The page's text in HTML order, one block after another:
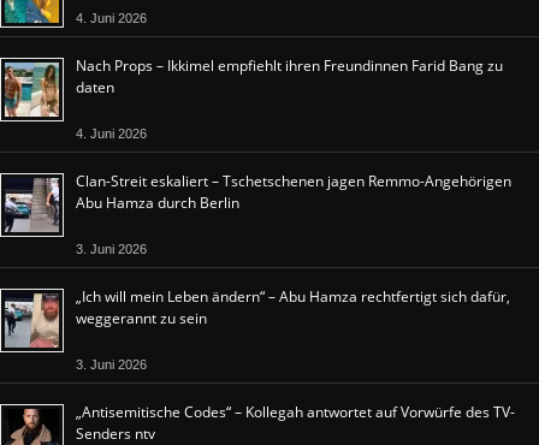
4. Juni 2026
Nach Props – Ikkimel empfiehlt ihren Freundinnen Farid Bang zu
daten
4. Juni 2026
Clan-Streit eskaliert – Tschetschenen jagen Remmo-Angehörigen
Abu Hamza durch Berlin
3. Juni 2026
„Ich will mein Leben ändern“ – Abu Hamza rechtfertigt sich dafür,
weggerannt zu sein
3. Juni 2026
„Antisemitische Codes“ – Kollegah antwortet auf Vorwürfe des TV-
Senders ntv